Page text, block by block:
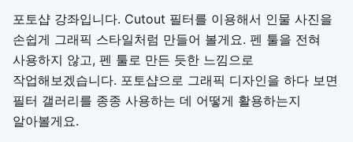
포토샵 강좌입니다. Cutout 필터를 이용해서 인물 사진을
손쉽게 그래픽 스타일처럼 만들어 볼게요. 펜 툴을 전혀
사용하지 않고, 펜 툴로 만든 듯한 느낌으로
작업해보겠습니다. 포토샵으로 그래픽 디자인을 하다 보면
필터 갤러리를 종종 사용하는 데 어떻게 활용하는지
알아볼게요.